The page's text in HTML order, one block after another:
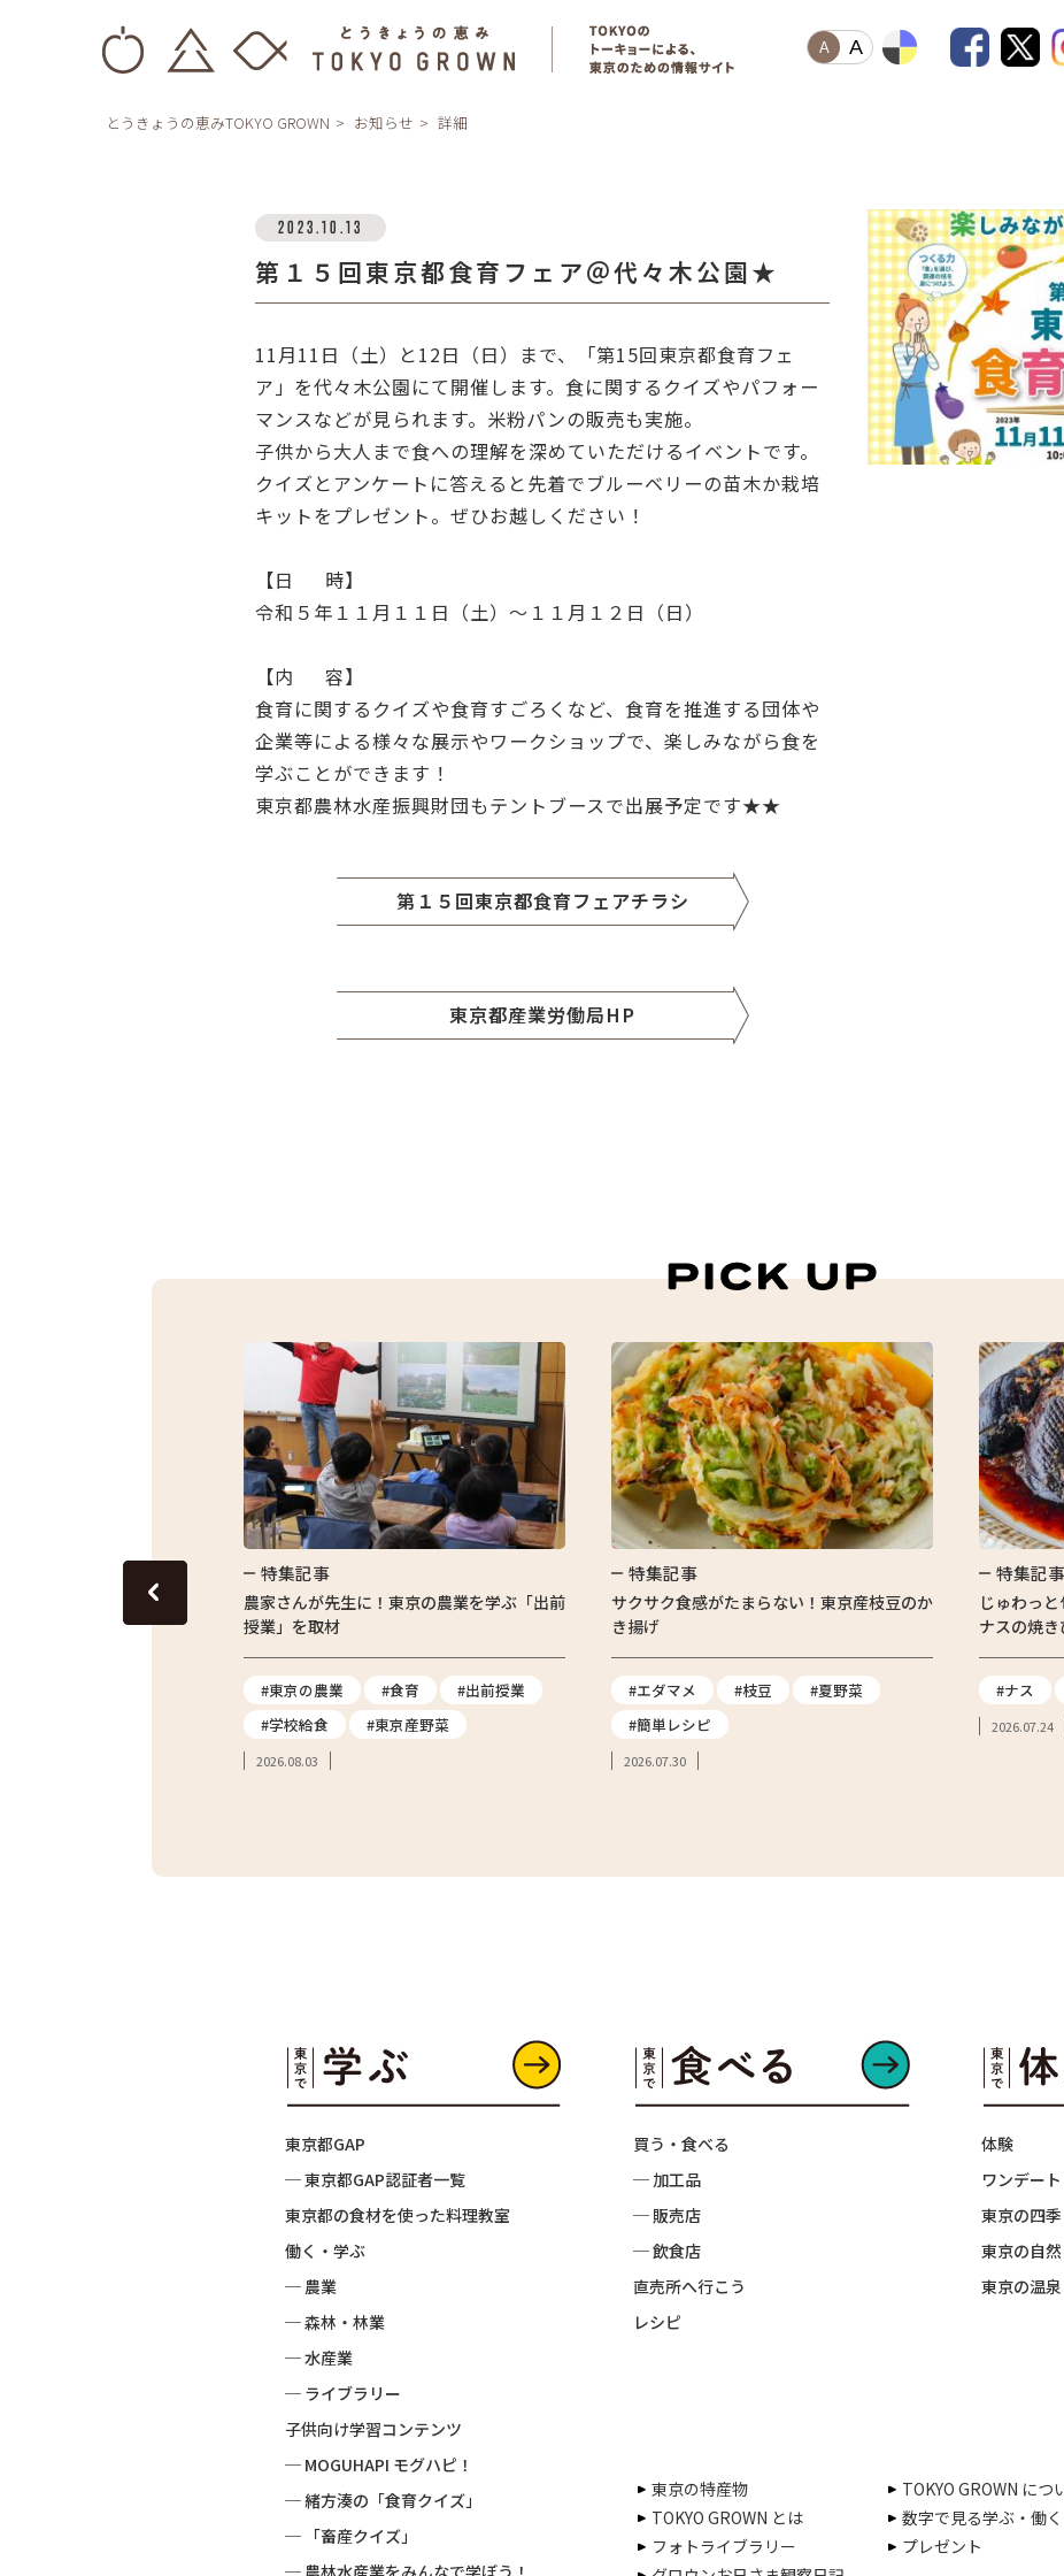
A A
東
─
東
働
とうきょうの恵みTOKYO GROWN お知らせ 詳細
2023.10.13
第１５回東京都食育フェア＠代々木公園★
11月11日（土）と12日（日）まで、「第15回東京都食育フェ
ア」を代々木公園にて開催します。食に関するクイズやパフォー
マンスなどが見られます。米粉パンの販売も実施。
子供から大人まで食への理解を深めていただけるイベントです。
クイズとアンケートに答えると先着でブルーベリーの苗木か栽培
キットをプレゼント。ぜひお越しください！
【日 時】
令和５年１１月１１日（土）～１１月１２日（日）
【内 容】
食育に関するクイズや食育すごろくなど、食育を推進する団体や
企業等による様々な展示やワークショップで、楽しみながら食を
学ぶことができます！
東京都農林水産振興財団もテントブースで出展予定です★★
第１５回東京都食育フェアチラシ
東京都産業労働局HP
ーンピースのおいしさを
特集記事
農家さんが先生に！東京の農業を学ぶ「出前
授業」を取材
#東京の農業 #食育
#出前授業
#学校給食
#東京産野菜
2026.08.03
特集記事
サクサク食感がたまらない！東京産枝豆のか
き揚げ
#エダマメ #枝豆
#夏野菜
#簡単レシピ
2026.07.30
特集記事
じゅわっ
ナスの焼き
#ナス
2026.07.24
東京都GAP
─ 東京都GAP認証者一覧
東京都の食材を使った料理教室
働く・学ぶ
─ 農業
─ 森林・林業
─ 水産業
─ ライブラリー
子供向け学習コンテンツ
─ MOGUHAPI モグハピ！
─ 緒方湊の「食育クイズ」
─ 「畜産クイズ」
─ 農林水産業をみんなで学ぼう！
買う・食べる
─ 加工品
─ 販売店
─ 飲食店
直売所へ行こう
レシピ
体験
ワンデー
東京の四季
東京の自然
東京の温
東京の特産物
TOKYO GROWN につ
TOKYO GROWN とは
数字で見る学ぶ・働く
フォトライブラリー
プレゼント